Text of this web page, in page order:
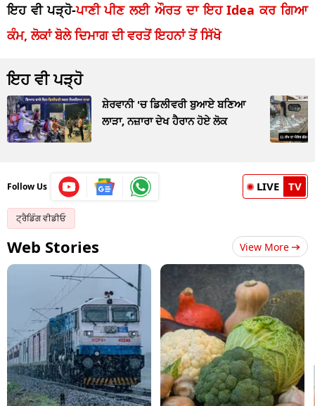
ਇਹ ਵੀ ਪੜ੍ਹੋ-ਪਾਣੀ ਪੀਣ ਲਈ ਔਰਤ ਦਾ ਇਹ Idea ਕਰ ਗਿਆ
ਕੰਮ, ਲੋਕਾਂ ਬੋਲੇ ਦਿਮਾਗ ਦੀ ਵਰਤੋਂ ਇਹਨਾਂ ਤੋਂ ਸਿੱਖੋ
ਇਹ ਵੀ ਪੜ੍ਹੋ
ਸ਼ੇਰਵਾਨੀ 'ਚ ਡਿਲੀਵਰੀ ਬੁਆਏ ਬਣਿਆ
ਲਾੜਾ, ਨਜ਼ਾਰਾ ਦੇਖ ਹੈਰਾਨ ਹੋਏ ਲੋਕ
Follow Us LIVE TV
ਟ੍ਰੈਡਿੰਗ ਵੀਡੀਓ
Web Stories View More